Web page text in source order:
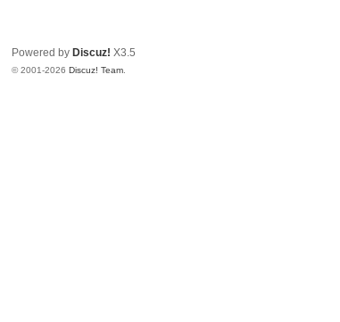
Powered by Discuz! X3.5
© 2001-2026Discuz! Team